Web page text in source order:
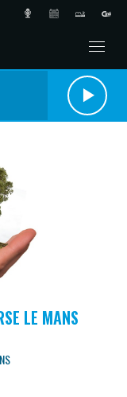
LE MANS